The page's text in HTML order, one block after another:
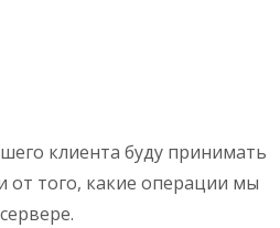
клиента буду принимать
от того, какие операции мы